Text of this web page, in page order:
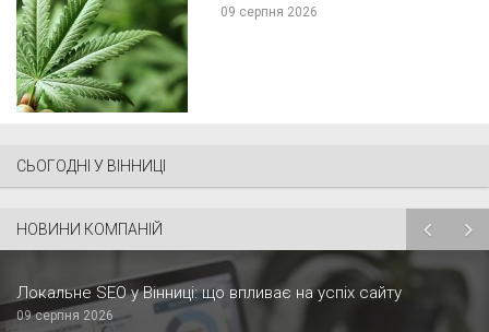
09 серпня 2026
СЬОГОДНІ У ВІННИЦІ
НОВИНИ КОМПАНІЙ
Локальне SEO у Вінниці: що впливає на успіх сайту
09 серпня 2026